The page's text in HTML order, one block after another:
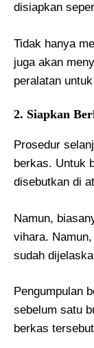
disiapkan
Tidak hanya
juga akan
peralatan
2. Siapkan
Prosedur
berkas. Untuk
disebutkan di
Namun,
vihara.
sudah
Pengumpulan
sebelum satu
berkas